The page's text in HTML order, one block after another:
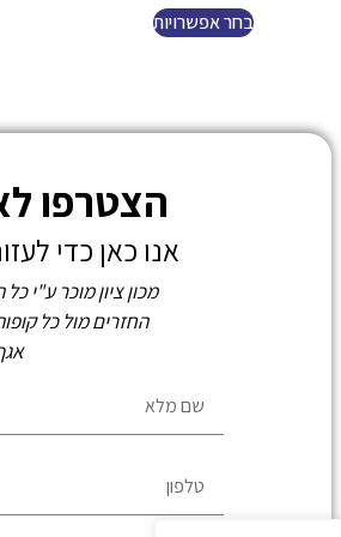
בחר אפשרויות
הצטרפו
אנו כאן כדי
מכון ציון מוכר ע"י
החזרים מול כל